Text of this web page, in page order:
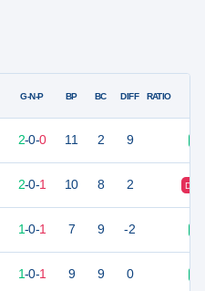
G-N-P BP BC DIFF RATIO
2-0-0 11 2 9
2-0-1 10 8 2 D
1-0-1 7 9 -2
1-0-1 9 9 0